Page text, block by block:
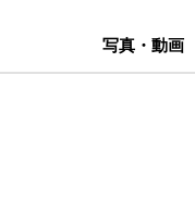
写真・動画